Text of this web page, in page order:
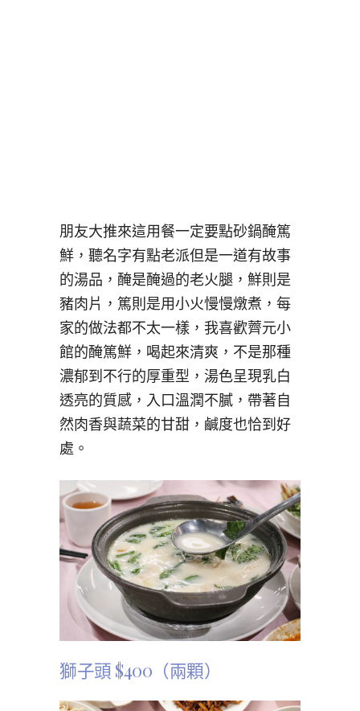
朋友大推來這用餐一定要點砂鍋醃篤
鮮，聽名字有點老派但是一道有故事
的湯品，醃是醃過的老火腿，鮮則是
豬肉片，篤則是用小火慢慢燉煮，每
家的做法都不太一樣，我喜歡薺元小
館的醃篤鮮，喝起來清爽，不是那種
濃郁到不行的厚重型，湯色呈現乳白
透亮的質感，入口溫潤不膩，帶著自
然肉香與蔬菜的甘甜，鹹度也恰到好
處。
獅子頭 $400（兩顆）